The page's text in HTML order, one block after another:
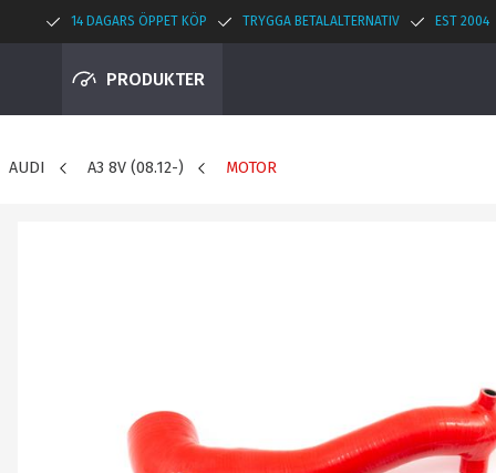
14 DAGARS ÖPPET KÖP TRYGGA BETALALTERNATIV EST 2004
PRODUKTER
AUDI A3 8V (08.12-) MOTOR